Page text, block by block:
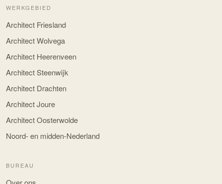
WERKGEBIED
Architect Friesland
Architect Wolvega
Architect Heerenveen
Architect Steenwijk
Architect Drachten
Architect Joure
Architect Oosterwolde
Noord- en midden-Nederland
BUREAU